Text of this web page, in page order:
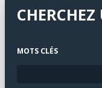
CHERCHEZ
MOTS CLÉS